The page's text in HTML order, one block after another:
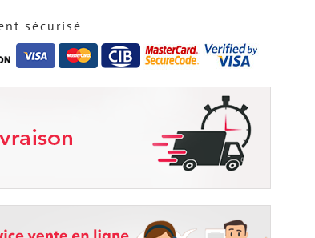
sécurisé